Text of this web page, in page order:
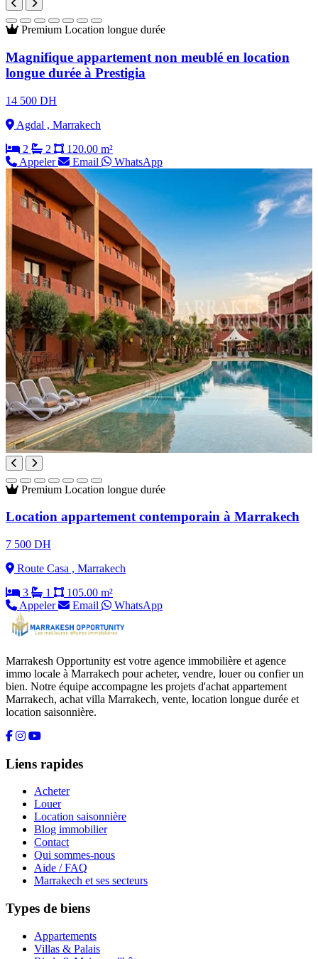
Premium Location longue durée
Magnifique appartement non meublé en location
longue durée à Prestigia
14 500 DH
Agdal , Marrakech
2
2
120.00 m²
Appeler
Email WhatsApp
Premium Location longue durée
Location appartement contemporain à Marrakech
7 500 DH
Route Casa , Marrakech
3
1
105.00 m²
Appeler
Email WhatsApp
Marrakesh Opportunity est votre agence immobilière et agence
immo locale à Marrakech pour acheter, vendre, louer ou confier un
bien. Notre équipe accompagne les projets d'achat appartement
Marrakech, achat villa Marrakech, vente, location longue durée et
location saisonnière.
Liens rapides
Acheter
Louer
Location saisonnière
Blog immobilier
Contact
Qui sommes-nous
Aide / FAQ
Marrakech et ses secteurs
Types de biens
Appartements
Villas & Palais